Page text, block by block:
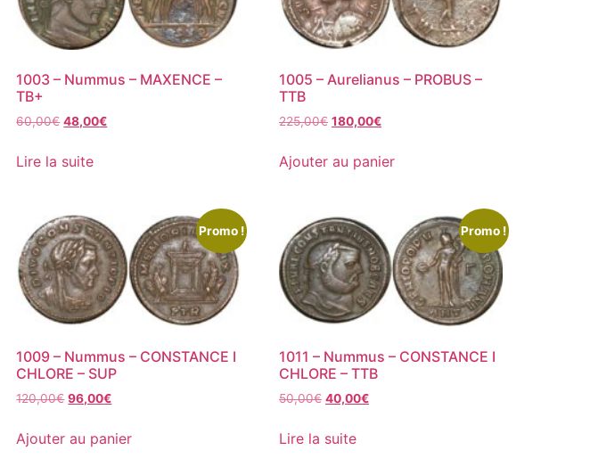
1003 – Nummus – MAXENCE –
TB+
60,00€ 48,00€
Lire la suite
1005 – Aurelianus – PROBUS –
TTB
225,00€ 180,00€
Ajouter au panier
Promo !
1009 – Nummus – CONSTANCE I
CHLORE – SUP
120,00€ 96,00€
Ajouter au panier
Promo !
1011 – Nummus – CONSTANCE I
CHLORE – TTB
50,00€ 40,00€
Lire la suite